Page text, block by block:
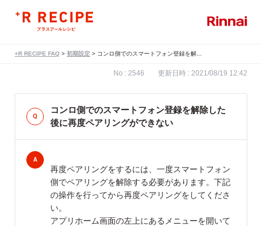
+R RECIPE FAQ > 初期設定 > コンロ側でのスマートフォン登録を解...
No : 2546 更新日時 : 2021/08/19 12:42
コンロ側でのスマートフォン登録を解除した
後に再度ペアリングができない
再度ペアリングをするには、一度スマートフォン
側でペアリングを解除する必要があります。下記
の操作を行ってから再度ペアリングをしてくださ
い。
アプリホーム画面の左上にあるメニューを開いて